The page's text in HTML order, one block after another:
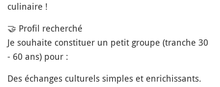
culinaire !
🤝 Profil recherché
Je souhaite constituer un petit groupe (tranche 30
- 60 ans) pour :
Des échanges culturels simples et enrichissants.